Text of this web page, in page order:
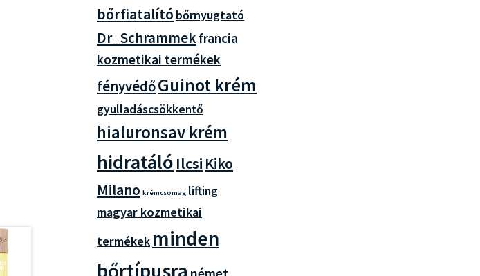
bőrfiatalító bőrnyugtató
Dr_Schrammekfrancia
kozmetikai termékek
fényvédőGuinot krém
gyulladáscsökkentő
hialuronsav krém
hidratáló Ilcsi Kiko
Milano krémcsomag lifting
magyar kozmetikai
termékek minden
bőrtípusra